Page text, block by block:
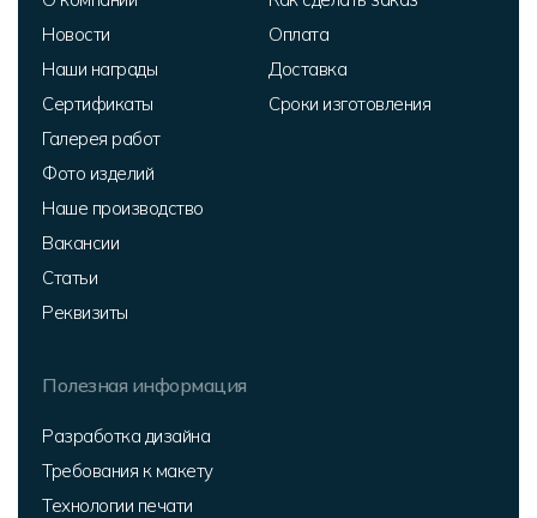
Новости
Наши награды
Сертификаты
Галерея работ
Фото изделий
Наше производство
Вакансии
Статьи
Реквизиты
Оплата
Доставка
Сроки изготовления
Полезная информация
Разработка дизайна
Требования к макету
Технологии печати